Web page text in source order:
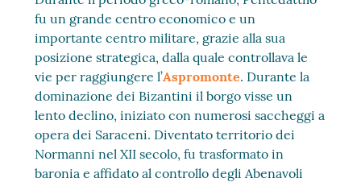
fu un grande centro economico e un
importante centro militare, grazie alla sua
posizione strategica, dalla quale controllava le
vie per raggiungere l’Aspromonte. Durante la
dominazione dei Bizantini il borgo visse un
lento declino, iniziato con numerosi saccheggi a
opera dei Saraceni. Diventato territorio dei
Normanni nel XII secolo, fu trasformato in
baronia e affidato al controllo degli Abenavoli